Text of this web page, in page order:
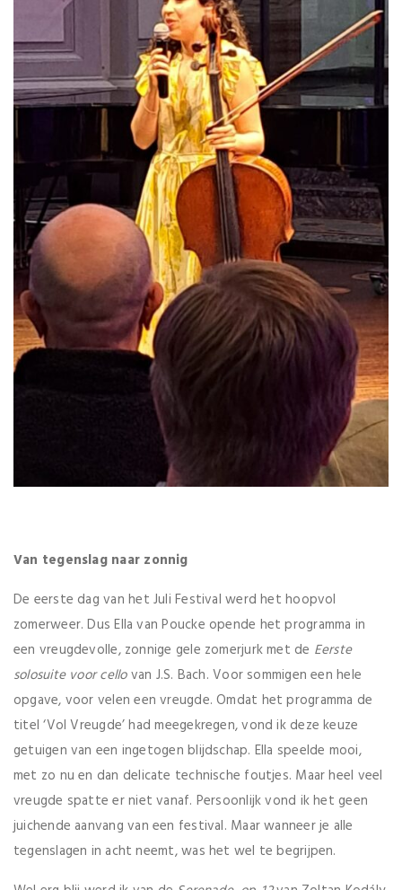
Van tegenslag naar zonnig
De eerste dag van het Juli Festival werd het hoopvol
zomerweer. Dus Ella van Poucke opende het programma in
een vreugdevolle, zonnige gele zomerjurk met de Eerste
solosuite voor cellovan J.S. Bach. Voor sommigen een hele
opgave, voor velen een vreugde. Omdat het programma de
titel ‘Vol Vreugde’ had meegekregen, vond ik deze keuze
getuigen van een ingetogen blijdschap. Ella speelde mooi,
met zo nu en dan delicate technische foutjes. Maar heel veel
vreugde spatte er niet vanaf. Persoonlijk vond ik het geen
juichende aanvang van een festival. Maar wanneer je alle
tegenslagen in acht neemt, was het wel te begrijpen.